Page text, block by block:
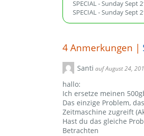
SPECIAL - Sunday Sept
SPECIAL - Sunday Sept
4Anmerkungen |
Santi auf August 24,
hallo:
Ich ersetze meinen
Das einzige Problem,
Zeitmaschine zugreift
Hast du das gleiche
Betrachten